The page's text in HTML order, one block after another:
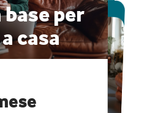
per
casa
ONLINE
veloce e
speciali